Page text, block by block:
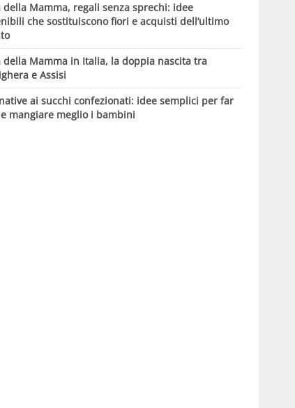
della Mamma, regali senza sprechi: idee
che sostituiscono fiori e acquisti dell’ultimo
della Mamma in Italia, la doppia nascita tra
e Assisi
ai succhi confezionati: idee semplici per far
mangiare meglio i bambini